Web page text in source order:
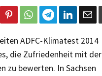
ADFC-Klimatest 2014
die Zufriedenheit mit der
zu bewerten. In Sachsen